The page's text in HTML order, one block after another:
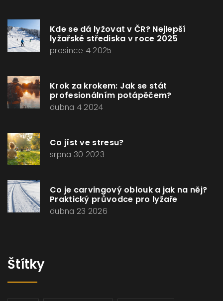
Kde se dá lyžovat v ČR? Nejlepší
lyžařské střediska v roce 2025
prosince 4 2025
Krok za krokem: Jak se stát
profesionálním potápěčem?
dubna 4 2024
Co jíst ve stresu?
srpna 30 2023
Co je carvingový oblouk a jak na něj?
Praktický průvodce pro lyžaře
dubna 23 2026
Štítky